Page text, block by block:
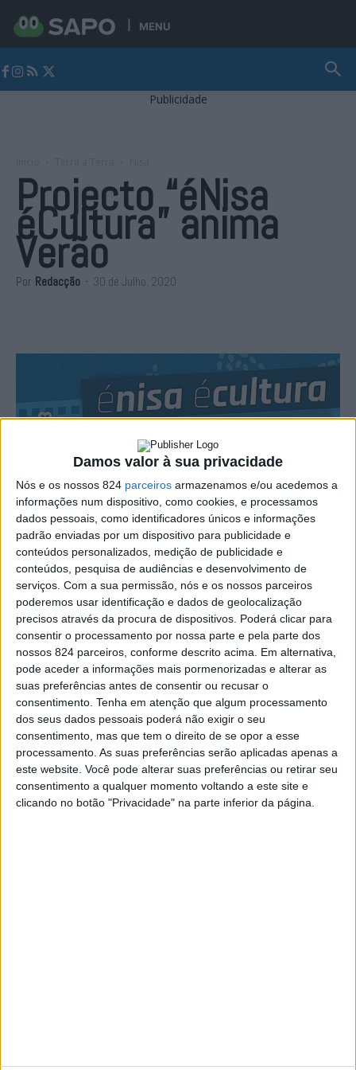
Damos valor à sua privacidade
Nós e os nossos 824 parceiros armazenamos e/ou acedemos a
informações num dispositivo, como cookies, e processamos
dados pessoais, como identificadores únicos e informações
padrão enviadas por um dispositivo para publicidade e
conteúdos personalizados, medição de publicidade e
conteúdos, pesquisa de audiências e desenvolvimento de
serviços. Com a sua permissão, nós e os nossos parceiros
poderemos usar identificação e dados de geolocalização
precisos através da procura de dispositivos. Poderá clicar para
consentir o processamento por nossa parte e pela parte dos
nossos 824 parceiros, conforme descrito acima. Em alternativa,
pode aceder a informações mais pormenorizadas e alterar as
suas preferências antes de consentir ou recusar o
consentimento. Tenha em atenção que algum processamento
dos seus dados pessoais poderá não exigir o seu
consentimento, mas que tem o direito de se opor a esse
processamento. As suas preferências serão aplicadas apenas a
este website. Você pode alterar suas preferências ou retirar seu
consentimento a qualquer momento voltando a este site e
clicando no botão "Privacidade" na parte inferior da página.
MENU
Publicidade
Projecto “éNisa
éCultura” anima
Verão
Por Redacção - 30 de Julho, 2020
A Câmara Municipal de Nisa vai desenvolver um projecto
cultural, ao longo dos meses de Verão, através de um
conjunto de actividades ao ar livre que inclui
espectáculos, sessões de cinema, animação de rua, entre
outros.
De acordo com o Município, as iniciativas vão decorrer
aos fins-de-semana, em Nisa e nas freguesias do
concelho, respeitando as orientações da Direcção Geral